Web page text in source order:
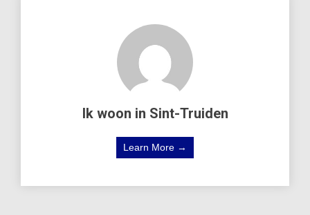
Ik woon in Sint-Truiden
Learn More →